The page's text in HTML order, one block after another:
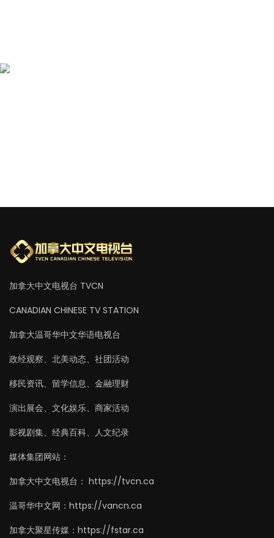
加拿大中文电视台 TVCN
CANADIAN CHINESE TV STATION
加拿大温哥华中文华语电视台
政经观察、北美动态、社团活动
移民资讯、留学信息、金融理财
演出展会、文化娱乐、商家活动
影视剧集、经典百科、人文纪录
媒体集团网站：
加拿大中文电视台： https://tvcn.ca
温哥华中文网：https://vancn.ca
加拿大聚星传媒：https://fstar.ca